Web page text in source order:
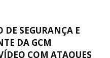
DE SEGURANÇA E
DA GCM
COM ATAQUES